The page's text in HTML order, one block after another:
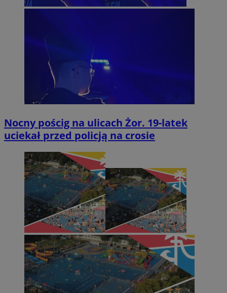
Nocny pościg na ulicach Żor. 19-latek
uciekał przed policją na crosie